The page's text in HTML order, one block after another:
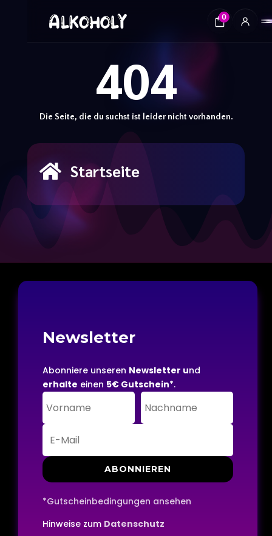
0
404
Die Seite, die du suchst ist leider nicht vorhanden.
 Startseite
Newsletter
Abonniere unseren Newsletter und
erhalte einen 5€ Gutschein*.
ABONNIEREN
*Gutscheinbedingungen ansehen
Hinweise zum Datenschutz